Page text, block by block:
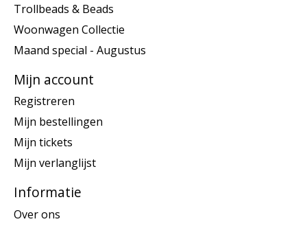
Trollbeads & Beads
Woonwagen Collectie
Maand special - Augustus
Mijn account
Registreren
Mijn bestellingen
Mijn tickets
Mijn verlanglijst
Informatie
Over ons